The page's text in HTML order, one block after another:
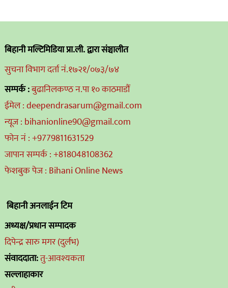
बिहानी मल्टिमिडिया प्रा.ली. द्वारा संञ्चालीत
सुचना विभाग दर्ता नं.१७२१/०७३/७४
सम्पर्क :बुढानिलकण्ठ न.पा १० काठमाडौं
ईमेल : deependrasarum@gmail.com
न्यूज : bihanionline90@gmail.com
फोन नं : +9779811631529
जापान सम्पर्क : +818048108362
फेशबुक पेज : Bihani Online News
बिहानी अनलाईन टिम
अध्यक्ष/प्रधान सम्पादक
दिपेन्द्र सारु मगर (दुर्लभ)
संवाददाता:तु-आवश्यकता
सल्लाहाकार